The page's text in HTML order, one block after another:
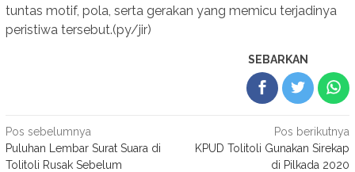
tuntas motif, pola, serta gerakan yang memicu terjadinya
peristiwa tersebut.(py/jir)
SEBARKAN
Navigasi
pos
Pos sebelumnya
Puluhan Lembar Surat Suara di
Tolitoli Rusak Sebelum
Pos berikutnya
KPUD Tolitoli Gunakan Sirekap
di Pilkada 2020